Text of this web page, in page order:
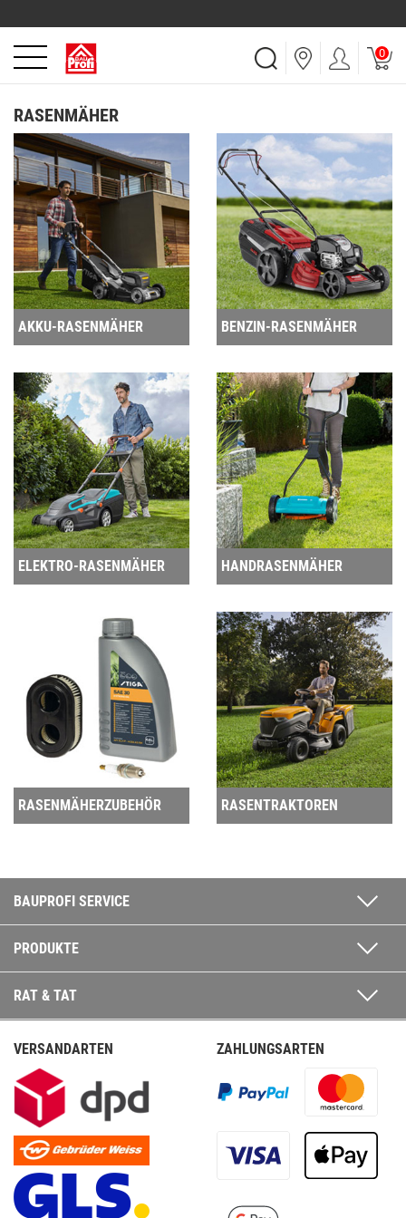
0
RASENMÄHER
AKKU-RASENMÄHER BENZIN-RASENMÄHER
ELEKTRO-RASENMÄHER HANDRASENMÄHER
RASENMÄHERZUBEHÖR RASENTRAKTOREN
BAUPROFI SERVICE
PRODUKTE
RAT & TAT
VERSANDARTEN ZAHLUNGSARTEN